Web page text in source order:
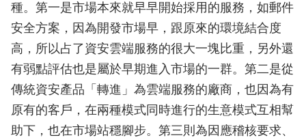
種。第一是市場本來就早早開始採用的服務，如郵件
安全方案，因為開發市場早，跟原來的環境結合度
高，所以占了資安雲端服務的很大一塊比重，另外還
有弱點評估也是屬於早期進入市場的一群。第二是從
傳統資安產品「轉進」為雲端服務的廠商，也因為有
原有的客戶，在兩種模式同時進行的生意模式互相幫
助下，也在市場站穩腳步。第三則為因應稽核要求、